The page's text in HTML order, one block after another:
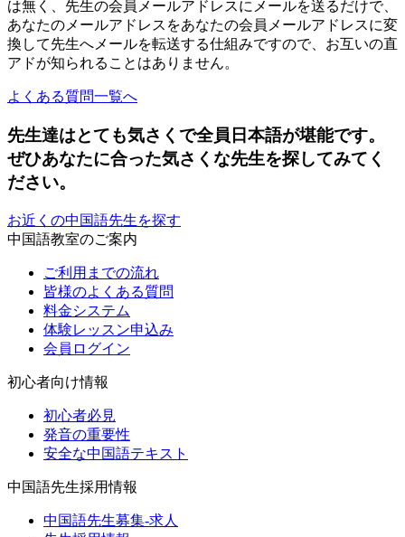
は無く、先生の会員メールアドレスにメールを送るだけで、
あなたのメールアドレスをあなたの会員メールアドレスに変
換して先生へメールを転送する仕組みですので、お互いの直
アドが知られることはありません。
よくある質問一覧へ
先生達はとても気さくで全員日本語が堪能です。
ぜひあなたに合った気さくな先生を探してみてく
ださい。
お近くの中国語先生を探す
中国語教室のご案内
ご利用までの流れ
皆様のよくある質問
料金システム
体験レッスン申込み
会員ログイン
初心者向け情報
初心者必見
発音の重要性
安全な中国語テキスト
中国語先生採用情報
中国語先生募集-求人